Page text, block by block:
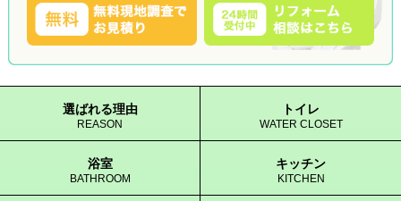
選ばれる理由
REASON
トイレ
WATER CLOSET
浴室
BATHROOM
キッチン
KITCHEN